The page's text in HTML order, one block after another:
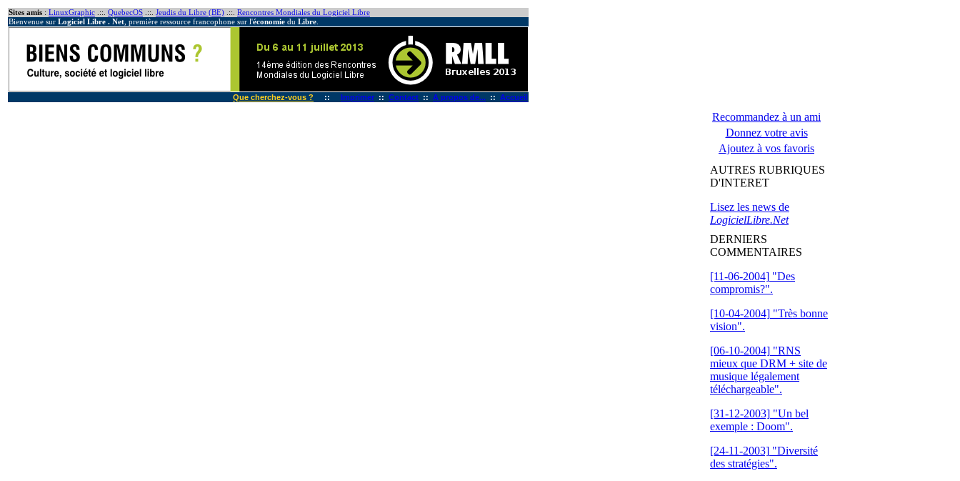
Sites amis : LinuxGraphic .::. QuebecOS .::. Jeudis du Libre (BE) .::. Rencontres Mondiales du Logiciel Libre
Bienvenue sur Logiciel Libre . Net , première ressource francophone sur l'économie du Libre
Que cherchez-vous ? :: Imprimer :: Contact :: A propos de... :: Accueil
Recommandez à un ami
Donnez votre avis
Ajoutez à vos favoris
AUTRES RUBRIQUES
D'INTERET
Lisez les news de
LogicielLibre.Net
DERNIERS
COMMENTAIRES
[11-06-2004] "Des
compromis?".
[10-04-2004] "Très bonne
vision".
[06-10-2004] "RNS
mieux que DRM + site de
musique légalement
téléchargeable".
[31-12-2003] "Un bel
exemple : Doom".
[24-11-2003] "Diversité
des stratégies".